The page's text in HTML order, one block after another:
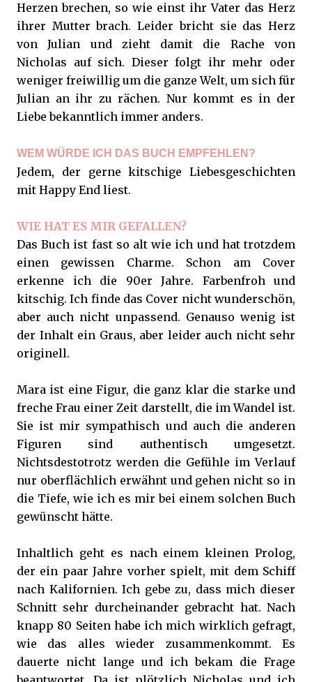
Herzen brechen, so wie einst ihr Vater das Herz
ihrer Mutter brach. Leider bricht sie das Herz
von Julian und zieht damit die Rache von
Nicholas auf sich. Dieser folgt ihr mehr oder
weniger freiwillig um die ganze Welt, um sich für
Julian an ihr zu rächen. Nur kommt es in der
Liebe bekanntlich immer anders.
WEM WÜRDE ICH DAS BUCH EMPFEHLEN?
Jedem, der gerne kitschige Liebesgeschichten
mit Happy End liest.
WIE HAT ES MIR GEFALLEN?
Das Buch ist fast so alt wie ich und hat trotzdem
einen gewissen Charme. Schon am Cover
erkenne ich die 90er Jahre. Farbenfroh und
kitschig. Ich finde das Cover nicht wunderschön,
aber auch nicht unpassend. Genauso wenig ist
der Inhalt ein Graus, aber leider auch nicht sehr
originell.
Mara ist eine Figur, die ganz klar die starke und
freche Frau einer Zeit darstellt, die im Wandel ist.
Sie ist mir sympathisch und auch die anderen
Figuren sind authentisch umgesetzt.
Nichtsdestotrotz werden die Gefühle im Verlauf
nur oberflächlich erwähnt und gehen nicht so in
die Tiefe, wie ich es mir bei einem solchen Buch
gewünscht hätte.
Inhaltlich geht es nach einem kleinen Prolog,
der ein paar Jahre vorher spielt, mit dem Schiff
nach Kalifornien. Ich gebe zu, dass mich dieser
Schnitt sehr durcheinander gebracht hat. Nach
knapp 80 Seiten habe ich mich wirklich gefragt,
wie das alles wieder zusammenkommt. Es
dauerte nicht lange und ich bekam die Frage